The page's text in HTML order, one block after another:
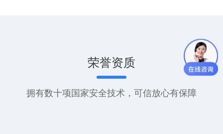
荣誉资质
拥有数十项国家安全技术，可信放心有保障